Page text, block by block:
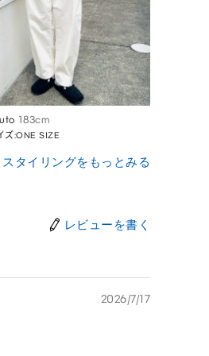
183cm
ズ:ONE SIZE
スタイリングをもっとみる
レビューを書く
2026/7/17